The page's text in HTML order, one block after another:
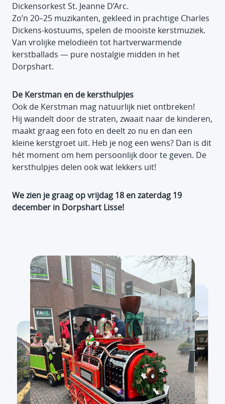
Dickensorkest St. Jeanne D’Arc.
Zo’n 20–25 muzikanten, gekleed in prachtige Charles
Dickens-kostuums, spelen de mooiste kerstmuziek.
Van vrolijke melodieën tot hartverwarmende
kerstballads — pure nostalgie midden in het
Dorpshart.
De Kerstman en de kersthulpjes
Ook de Kerstman mag natuurlijk niet ontbreken!
Hij wandelt door de straten, zwaait naar de kinderen,
maakt graag een foto en deelt zo nu en dan een
kleine kerstgroet uit. Heb je nog een wens? Dan is dit
hét moment om hem persoonlijk door te geven. De
kersthulpjes delen ook wat lekkers uit!
We zien je graag op vrijdag 18 en zaterdag 19
december in Dorpshart Lisse!